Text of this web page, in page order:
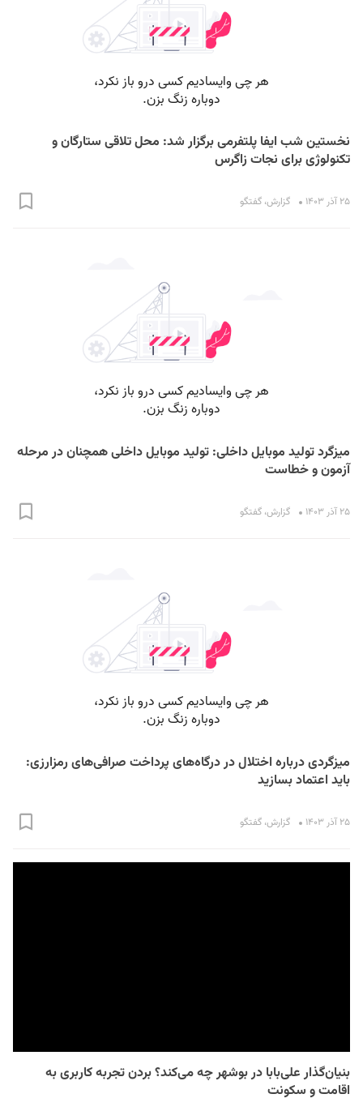
نخستین شب ایفا پلتفرمی برگزار شد: محل تلاقی ستارگان و
تکنولوژی برای نجات زاگرس
۲۵ آذر ۱۴۰۳ گزارش، گفتگو
میزگرد تولید موبایل داخلی: تولید موبایل داخلی همچنان در مرحله
آزمون و خطاست
۲۵ آذر ۱۴۰۳ گزارش، گفتگو
میزگردی درباره اختلال در درگاه‌های پرداخت صرافی‌های رمزارزی:
باید اعتماد بسازید
۲۵ آذر ۱۴۰۳ گزارش، گفتگو
بنیان‌گذار علی‌بابا در بوشهر چه می‌کند؟ بردن تجربه کاربری به
اقامت و سکونت